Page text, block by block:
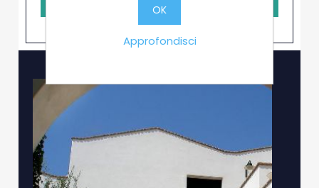
OK
Approfondisci